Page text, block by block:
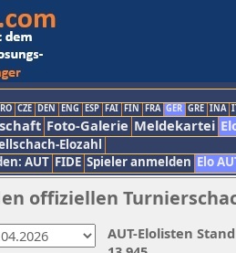
CZE DEN ENG ESP FAI FIN FRA GER GRE INA
Foto-Galerie Meldekartei
Elozahl
AUT FIDE Spieler anmelden Elo
offiziellen
AUT-Elolisten